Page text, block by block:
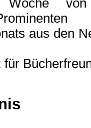
von
aus den